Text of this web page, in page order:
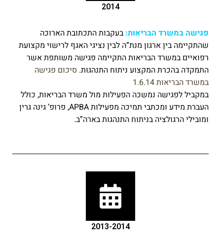
2014
פגישה במשרד הבריאות: בעקבות התכתובת הארוכה
שהתקיימה בין ארגון מנת”ה לבין נציגי האגף לרישוי מקצועת
רפואיים במשרד הבריאות התקיימה פגישה משותפת אשר
התמקדה בהכרת המקצוע ניתוח התנהגות. סיכום פגישה
במשרד הבריאות 1.6.14
במקביל לפגישה נמשכה הפעילות מול משרד הבריאות, כולל
העברת מידע ומכתבי תמיכה מפעילות APBA, פרופ’ גינה גרין
ומובילי הרגולציה בניתוח התנהגות בארה”ב.
2013-2014